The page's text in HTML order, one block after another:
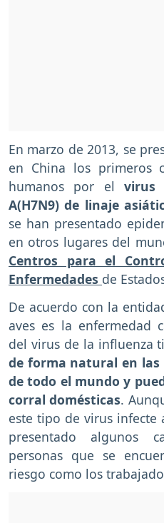
En marzo de 2013, se
en China los primeros
humanos por el virus
A(H7N9) de linaje
se han presentado
en otros lugares del
Centros para el
Enfermedades de
De acuerdo con la
aves es la enfermedad
del virus de la influenza
de forma natural en las
de todo el mundo y
corral domésticas.
este tipo de virus infecte
presentado algunos
personas que se
riesgo como los